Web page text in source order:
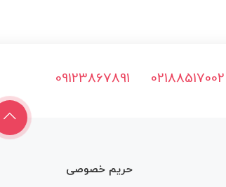
09123867891 02188517002
حریم خصوصی